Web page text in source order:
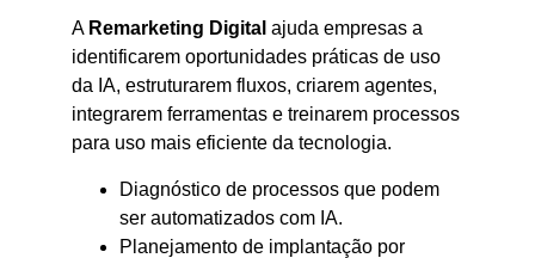
A Remarketing Digital ajuda empresas a
identificarem oportunidades práticas de uso
da IA, estruturarem fluxos, criarem agentes,
integrarem ferramentas e treinarem processos
para uso mais eficiente da tecnologia.
Diagnóstico de processos que podem
ser automatizados com IA.
Planejamento de implantação por